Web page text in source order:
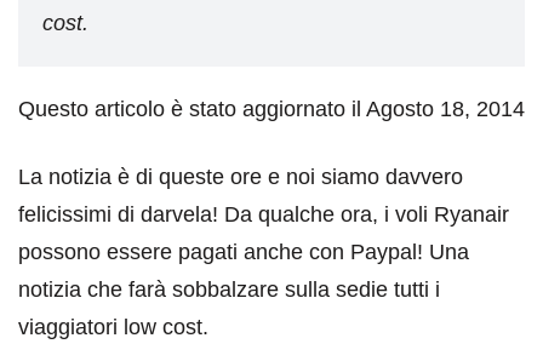
cost.
Questo articolo è stato aggiornato il Agosto 18, 2014
La notizia è di queste ore e noi siamo davvero
felicissimi di darvela! Da qualche ora, i voli Ryanair
possono essere pagati anche con Paypal! Una
notizia che farà sobbalzare sulla sedie tutti i
viaggiatori low cost.